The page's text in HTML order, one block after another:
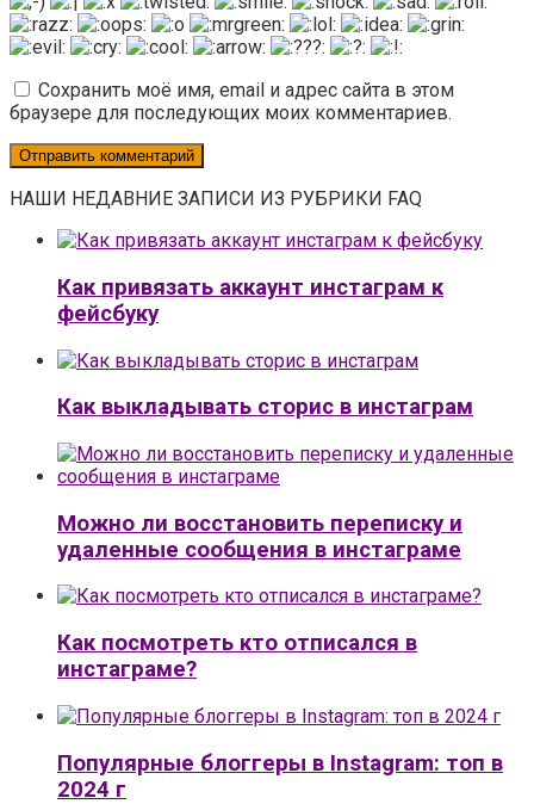
Сохранить моё имя, email и адрес сайта в этом
браузере для последующих моих комментариев.
НАШИ НЕДАВНИЕ ЗАПИСИ ИЗ РУБРИКИ FAQ
Как привязать аккаунт инстаграм к
фейсбуку
Как выкладывать сторис в инстаграм
Можно ли восстановить переписку и
удаленные сообщения в инстаграме
Как посмотреть кто отписался в
инстаграме?
Популярные блоггеры в Instagram: топ в
2024 г